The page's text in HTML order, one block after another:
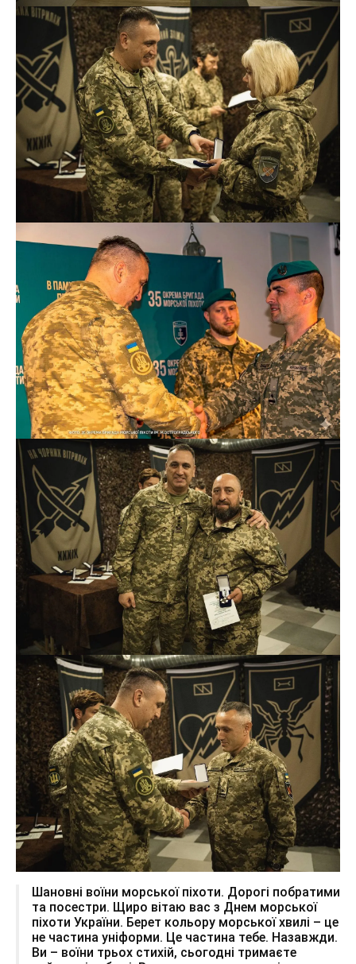
Шановні воїни морської піхоти. Дорогі побратими
та посестри. Щиро вітаю вас з Днем морської
піхоти України. Берет кольору морської хвилі – це
не частина уніформи. Це частина тебе. Назавжди.
Ви – воїни трьох стихій, сьогодні тримаєте